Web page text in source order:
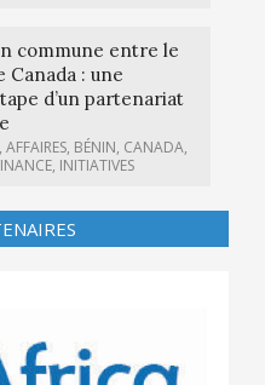
commune entre le
Canada : une
d’un partenariat
, AFFAIRES, BÉNIN, CANADA,
, INITIATIVES